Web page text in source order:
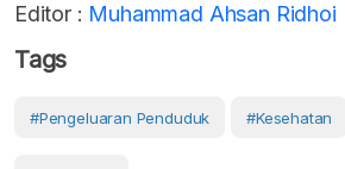
Editor : Muhammad Ahsan Ridhoi
Tags
#Pengeluaran Penduduk #Kesehatan